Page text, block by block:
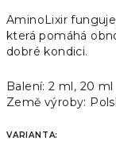
AminoLixir
která pomáhá
dobré kondici.
Balení: 2 ml, 20 ml
Země výroby:
VARIANTA: